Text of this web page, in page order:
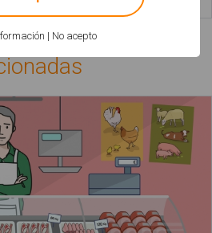
Leer más
| No acepto